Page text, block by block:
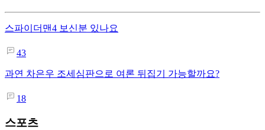
스파이더맨4 보신분 있나요
43
과연 차은우 조세심판으로 여론 뒤집기 가능할까요?
18
스포츠